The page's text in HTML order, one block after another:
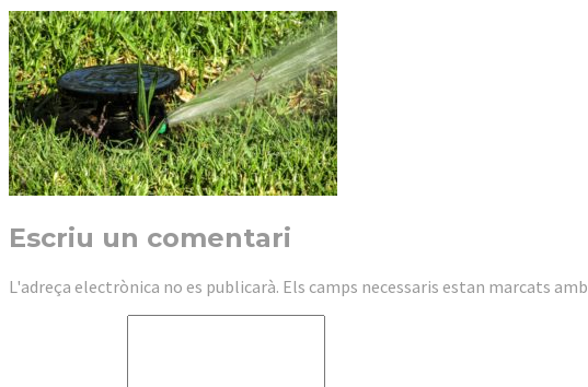
Escriu un comentari
L'adreça electrònica no es publicarà. Els camps necessaris estan marcats amb